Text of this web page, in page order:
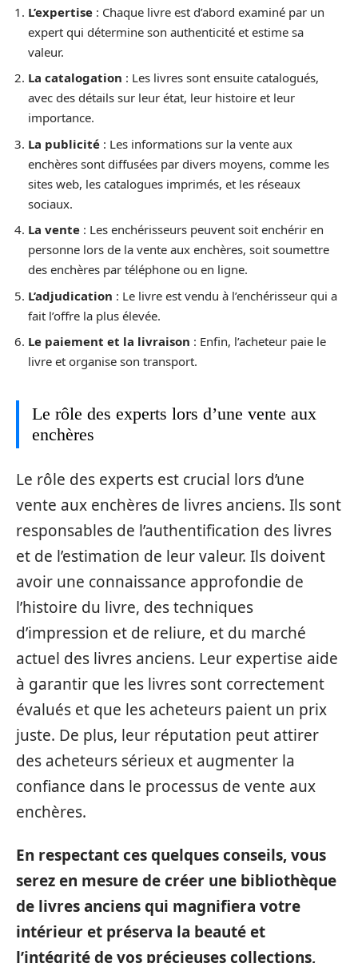
L’expertise : Chaque livre est d’abord examiné par un
expert qui détermine son authenticité et estime sa
valeur.
La catalogation : Les livres sont ensuite catalogués,
avec des détails sur leur état, leur histoire et leur
importance.
La publicité : Les informations sur la vente aux
enchères sont diffusées par divers moyens, comme les
sites web, les catalogues imprimés, et les réseaux
sociaux.
La vente : Les enchérisseurs peuvent soit enchérir en
personne lors de la vente aux enchères, soit soumettre
des enchères par téléphone ou en ligne.
L’adjudication : Le livre est vendu à l’enchérisseur qui a
fait l’offre la plus élevée.
Le paiement et la livraison : Enfin, l’acheteur paie le
livre et organise son transport.
Le rôle des experts lors d’une vente aux
enchères
Le rôle des experts est crucial lors d’une
vente aux enchères de livres anciens. Ils sont
responsables de l’authentification des livres
et de l’estimation de leur valeur. Ils doivent
avoir une connaissance approfondie de
l’histoire du livre, des techniques
d’impression et de reliure, et du marché
actuel des livres anciens. Leur expertise aide
à garantir que les livres sont correctement
évalués et que les acheteurs paient un prix
juste. De plus, leur réputation peut attirer
des acheteurs sérieux et augmenter la
confiance dans le processus de vente aux
enchères.
En respectant ces quelques conseils, vous
serez en mesure de créer une bibliothèque
de livres anciens qui magnifiera votre
intérieur et préserva la beauté et
l’intégrité de vos précieuses collections,